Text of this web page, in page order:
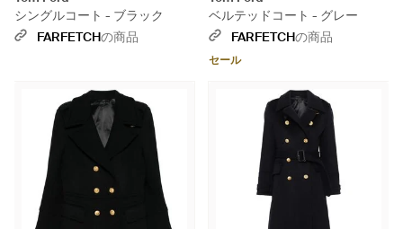
シングルコート - ブラック
FARFETCHの商品
ベルテッドコート - グレー
FARFETCHの商品
セール